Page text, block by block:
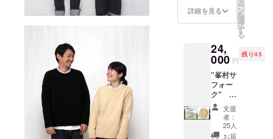
び頂け
ます。
色：サ
ク生成
り・サ
フォー
クブ
ラック
サイ
ズ：S・
M・L ※
化炭処
理を
詳細を見る ー
ン
を
選
択
す
る
24,
000 円
残り45
"峯村サ
フォー
ク"
セー
ター
（ユニ
セック
支援
者：
25人
お届